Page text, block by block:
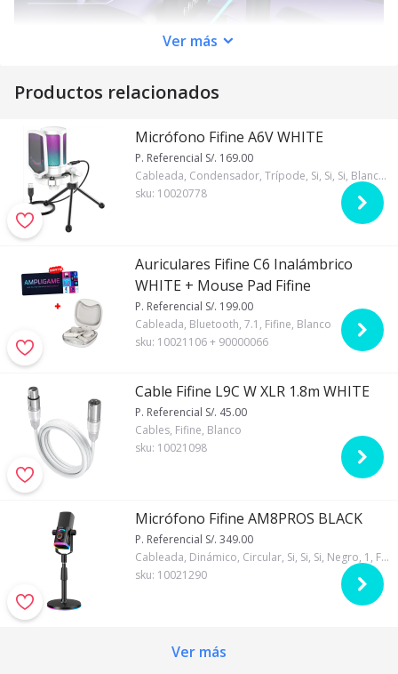
Ver más
Productos relacionados
Micrófono Fifine A6V WHITE
P. Referencial S/. 169.00
Cableada, Condensador, Trípode, Si, Si, Si, Blanco, 5/8, Si, 1, Fifine, RGB
sku: 10020778
Auriculares Fifine C6 Inalámbrico
WHITE + Mouse Pad Fifine
P. Referencial S/. 199.00
Cableada, Bluetooth, 7.1, Fifine, Blanco
sku: 10021106 + 90000066
Cable Fifine L9C W XLR 1.8m WHITE
P. Referencial S/. 45.00
Cables, Fifine, Blanco
sku: 10021098
Micrófono Fifine AM8PROS BLACK
P. Referencial S/. 349.00
Cableada, Dinámico, Circular, Si, Si, Si, Negro, 1, Fifine, RGB
sku: 10021290
Ver más